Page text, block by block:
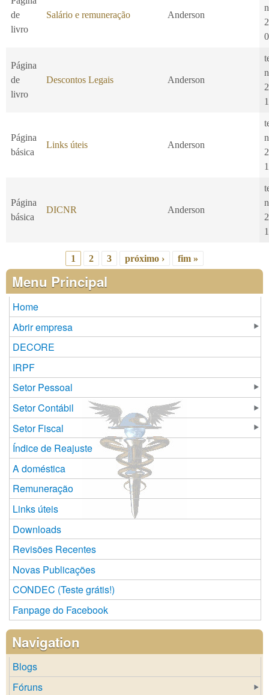
de
livro
Salário e remuneração Anderson
Página
de
livro
Descontos Legais Anderson
Página
básica
Links úteis Anderson
Página
básica
DICNR Anderson
Páginas
1 2 3 próximo › fim »
Menu Principal
Home
Abrir empresa
DECORE
IRPF
Setor Pessoal
Setor Contábil
Setor Fiscal
Índice de Reajuste
A doméstica
Remuneração
Links úteis
Downloads
Revisões Recentes
Novas Publicações
CONDEC (Teste grátis!)
Fanpage do Facebook
Navigation
Blogs
Fóruns